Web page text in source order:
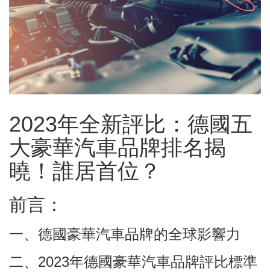
2023年全新評比：德國五
大豪華汽車品牌排名揭
曉！誰居首位？
前言：
一、德國豪華汽車品牌的全球影響力
二、2023年德國豪華汽車品牌評比標準